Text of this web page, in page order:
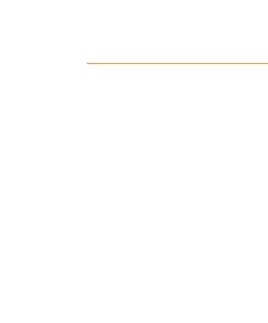
Овервотч